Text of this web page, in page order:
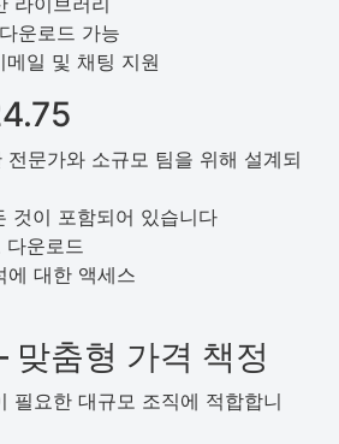
운로드 가능
일 및 채팅 지원
전문가와 소규모 팀을 위해 설계되
것이 포함되어 있습니다
다운로드
에 대한 액세스
춤형 가격 책정
필요한 대규모 조직에 적합합니